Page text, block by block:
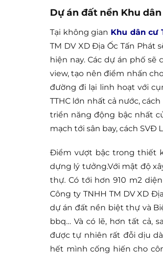
Dự án đất nền Khu
Tại không gian Khu dân cư
TM DV XD Địa Ốc Tấn
hiện nay. Các dự án phố
view, tạo nên điểm nhấn
đường đi lại linh hoạt với
TTHC lớn nhất cả nước,
triển năng động bậc nhất
mạch tới sân bay, cách SVĐ
Điểm vượt bậc trong thiết
dựng lý tưởng.Với mật độ
thự. Có tới hơn 910 m2
Công ty TNHH TM DV XD
dự án đất nền biệt thự và
bbq… Và có lẽ, hơn tất cả,
được tự nhiên rất đỗi dịu
hết mình cống hiến cho